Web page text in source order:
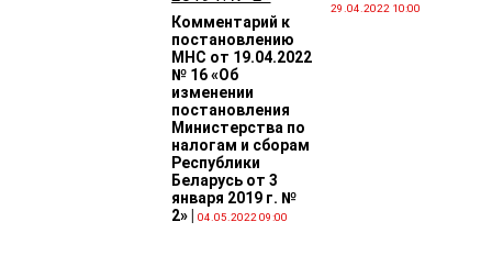
Комментарий к
постановлению
МНС от 19.04.2022
№ 16 «Об
изменении
постановления
Министерства по
налогам и сборам
Республики
Беларусь от 3
января 2019 г. №
2»| 04.05.2022 09:00
29.04.2022 10:00